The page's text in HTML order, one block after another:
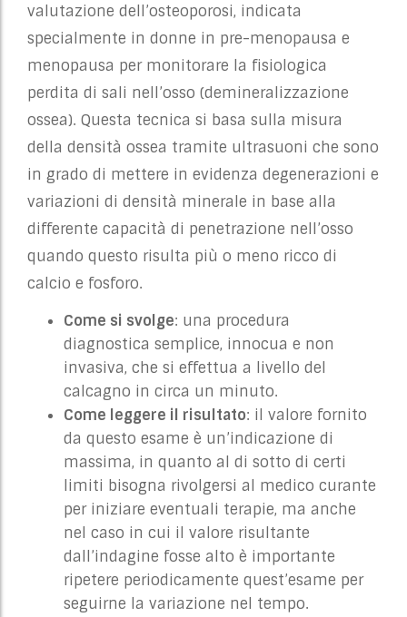
valutazione dell’osteoporosi, indicata
specialmente in donne in pre-menopausa e
menopausa per monitorare la fisiologica
perdita di sali nell’osso (demineralizzazione
ossea). Questa tecnica si basa sulla misura
della densità ossea tramite ultrasuoni che sono
in grado di mettere in evidenza degenerazioni e
variazioni di densità minerale in base alla
differente capacità di penetrazione nell’osso
quando questo risulta più o meno ricco di
calcio e fosforo.
Come si svolge: una procedura
diagnostica semplice, innocua e non
invasiva, che si effettua a livello del
calcagno in circa un minuto.
Come leggere il risultato: il valore fornito
da questo esame è un’indicazione di
massima, in quanto al di sotto di certi
limiti bisogna rivolgersi al medico curante
per iniziare eventuali terapie, ma anche
nel caso in cui il valore risultante
dall’indagine fosse alto è importante
ripetere periodicamente quest’esame per
seguirne la variazione nel tempo.